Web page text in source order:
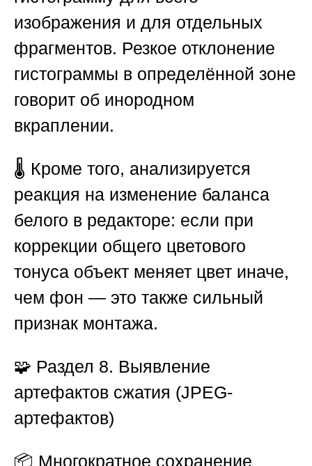
изображения и для отдельных
фрагментов. Резкое отклонение
гистограммы в определённой зоне
говорит об инородном
вкраплении.
🌡️ Кроме того, анализируется
реакция на изменение баланса
белого в редакторе: если при
коррекции общего цветового
тонуса объект меняет цвет иначе,
чем фон — это также сильный
признак монтажа.
🧩 Раздел 8. Выявление
артефактов сжатия (JPEG-
артефактов)
📦 Многократное сохранение